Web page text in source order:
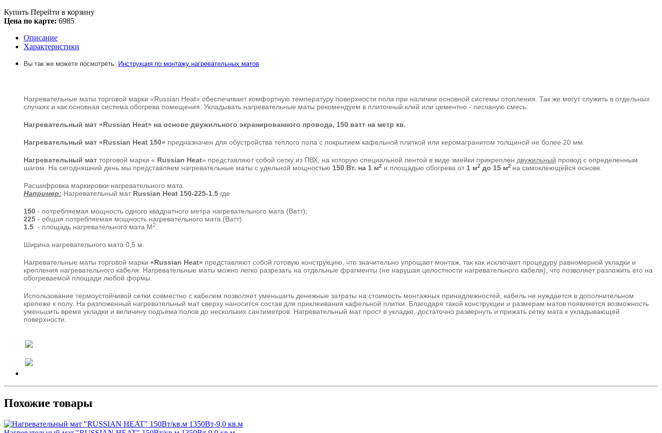
Купить Перейти в корзину
Цена по карте: 6985
Описание
Характеристики
Вы так же можете посмотреть: Инструкция по монтажу нагревательных матов
Нагревательные маты торговой марки «Russian Heat» обеспечивает комфортную температуру поверхности пола при наличии основной системы отопления. Так же могут служить в отдельных
случаях и как основная система обогрева помещения. Укладывать нагревательные маты рекомендуем в плиточный клей или цементно - песчаную смесь.
Нагревательный мат «Russian Heat» на основе двужильного экранированного провода, 150 ватт на метр кв.
Нагревательный мат «Russian Heat 150» предназначен для обустройства теплого пола с покрытием кафельной плиткой или керомагранитом толщиной не более 20 мм.
Нагревательный мат торговой марки « Russian Heat» представляют собой сетку из ПВХ, на которую специальной лентой в виде змейки прикреплен двужильный провод с определенным
шагом. На сегодняшний день мы представляем нагревательные маты с удельной мощностью 150 Вт. на 1 м2 и площадью обогрева от 1 м2 до 15 м2 на самоклеющейся основе.
Расшифровка маркировки нагревательного мата.
Например: Нагревательный мат Russian Heat 150-225-1.5 где
150 - потребляемая мощность одного квадратного метра нагревательного мата (Ватт);
225 - общая потребляемая мощность нагревательного мата (Ватт)
1.5 - площадь нагревательного мата М2
Ширина нагревательного мата 0,5 м.
Нагревательные маты торговой марки «Russian Heat» представляют собой готовую конструкцию, что значительно упрощает монтаж, так как исключает процедуру равномерной укладки и
крепления нагревательного кабеля. Нагревательные маты можно легко разрезать на отдельные фрагменты (не нарушая целостности нагревательного кабеля), что позволяет разложить его на
обогреваемой площади любой формы.
Использование термоустойчивой сетки совместно с кабелем позволяет уменьшить денежные затраты на стоимость монтажных принадлежностей, кабель не нуждается в дополнительном
крепеже к полу. На разложенный нагревательный мат сверху наносится состав для приклеивания кафельной плитки. Благодаря такой конструкции и размерам матов появляется возможность
уменьшить время укладки и величину подъема полов до нескольких сантиметров. Нагревательный мат прост в укладке, достаточно развернуть и прижать сетку мата к укладывающей
поверхности.
Похожие товары